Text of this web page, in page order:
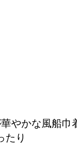
やかな風船
たり